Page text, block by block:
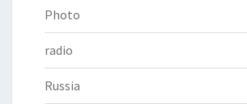
Photo
radio
Russia